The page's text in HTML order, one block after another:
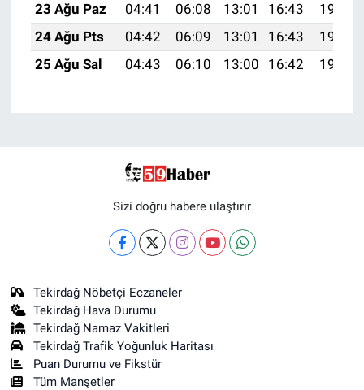
23 Ağu Paz
04:41 06:08 13:01 16:43
19:43
24 Ağu Pts
04:42 06:09 13:01 16:43
19:42
25 Ağu Sal
04:43 06:10 13:00 16:42 19:41
Sizi doğru habere ulaştırır
Tekirdağ Nöbetçi Eczaneler
Tekirdağ Hava Durumu
Tekirdağ Namaz Vakitleri
Tekirdağ Trafik Yoğunluk Haritası
Puan Durumu ve Fikstür
Tüm Manşetler